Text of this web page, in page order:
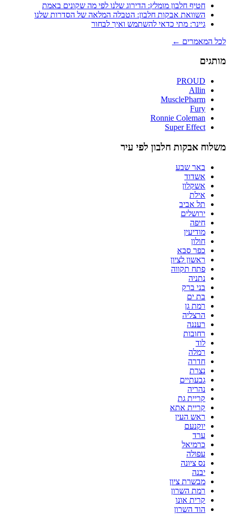
חטיף חלבון מומלץ: הדירוג שלנו לפי מה שקונים באמת
השוואת אבקות חלבון: הטבלה המלאה של הסדרות שלנו
גיינר: מתי כדאי להשתמש ואיך לבחור
לכל המאמרים ←
מותגים
PROUD
Allin
MusclePharm
Fury
Ronnie Coleman
Super Effect
משלוח אבקות חלבון לפי עיר
באר שבע
אשדוד
אשקלון
אילת
תל אביב
ירושלים
חיפה
מודיעין
חולון
כפר סבא
ראשון לציון
פתח תקווה
נתניה
בני ברק
בת ים
רמת גן
הרצליה
רעננה
רחובות
לוד
רמלה
חדרה
נצרת
גבעתיים
נהריה
קריית גת
קריית אתא
ראש העין
יוקנעם
ערד
כרמיאל
עפולה
נס ציונה
יבנה
מבשרת ציון
רמת השרון
קרית אונו
הוד השרון